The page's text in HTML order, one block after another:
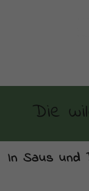
Die
In Saus und